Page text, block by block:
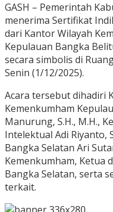
GASH – Pemerintah
menerima Sertifikat
dari Kantor Wilayah
Kepulauan Bangka
secara simbolis di
Senin (1/12/2025).
Acara tersebut dihadiri
Kemenkumham
Manurung, S.H., M.H.,
Intelektual Adi Riyanto,
Bangka Selatan Ari
Kemenkumham, Ketua
Bangka Selatan, serta
terkait.